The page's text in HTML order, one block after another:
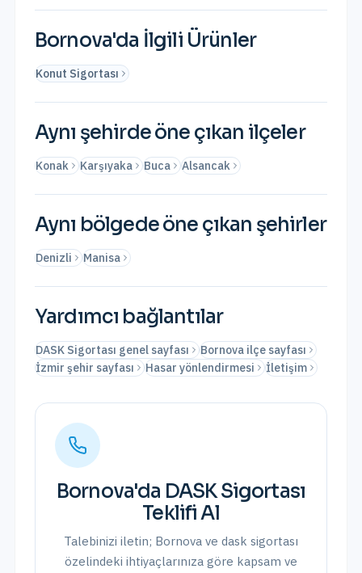
Bornova'da İlgili Ürünler
Konut Sigortası
Aynı şehirde öne çıkan ilçeler
Konak Karşıyaka Buca Alsancak
Aynı bölgede öne çıkan şehirler
Denizli Manisa
Yardımcı bağlantılar
DASK Sigortası genel sayfası
Bornova ilçe sayfası
İzmir şehir sayfası
Hasar yönlendirmesi İletişim
Bornova'da DASK Sigortası
Teklifi Al
Talebinizi iletin; Bornova ve dask sigortası
özelindeki ihtiyaçlarınıza göre kapsam ve